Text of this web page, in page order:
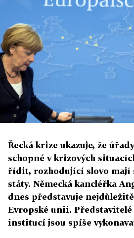
Řecká krize ukazuje, že
schopné v krizových
řídit, rozhodující slovo mají
státy. Německá kancléřka
dnes představuje
Evropské unii. Představitelé
institucí jsou spíše